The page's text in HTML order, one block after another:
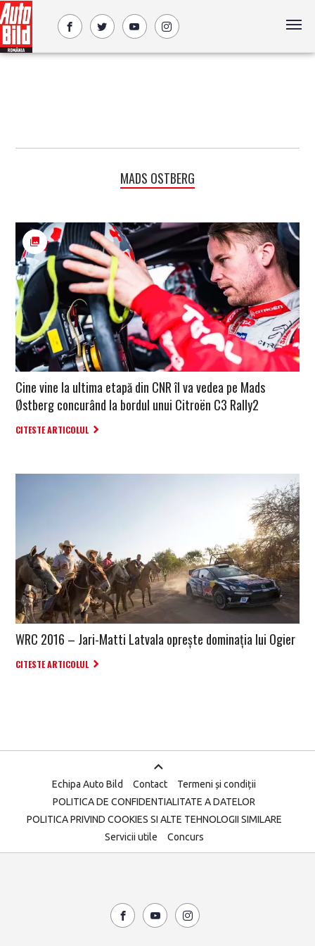
MADS OSTBERG
Cine vine la ultima etapă din CNR îl va vedea pe Mads
Østberg concurând la bordul unui Citroën C3 Rally2
CITESTE ARTICOLUL
WRC 2016 – Jari-Matti Latvala oprește dominația lui Ogier
CITESTE ARTICOLUL
Echipa Auto Bild Contact
Termeni și condiții
POLITICA DE CONFIDENTIALITATE A DATELOR
POLITICA PRIVIND COOKIES SI ALTE TEHNOLOGII SIMILARE
Servicii utile
Concurs